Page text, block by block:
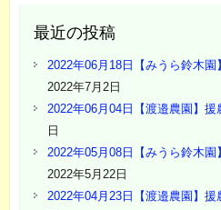
最近の投稿
2022年06月18日【みうら鈴木
2022年7月2日
2022年06月04日【渡邉農園】援
日
2022年05月08日【みうら鈴木
2022年5月22日
2022年04月23日【渡邉農園】援